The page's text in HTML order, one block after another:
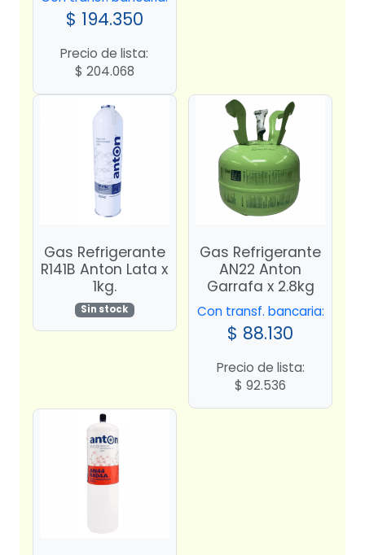
$ 194.350
Precio de lista:
$ 204.068
Gas Refrigerante
R141B Anton Lata x
1kg.
Sin stock
Gas Refrigerante
AN22 Anton
Garrafa x 2.8kg
Con transf. bancaria:
$ 88.130
Precio de lista:
$ 92.536